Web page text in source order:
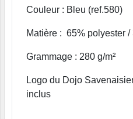
Couleur : Bleu (ref.580)
Matière : 65% polyester /
Grammage : 280 g/m²
Logo du Dojo
inclus